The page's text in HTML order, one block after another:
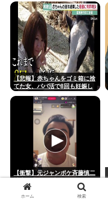
【悲報】赤ちゃんをゴミ箱に捨
てた女、パパ活で8回も妊娠し
【衝撃】元ジャンポケ斉藤慎二
目で高額ギフトをねだり続け
る・・・・・・・・・
ホーム 検索